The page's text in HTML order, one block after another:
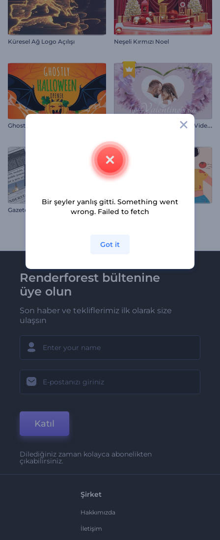
Küresel Ağ Logo Açılışı Neşeli Kırmızı Noel
Ghostly Halloween Opener S
evgililer Günü Çiçekli Giriş Videosu
Gazete Tanıtım Paketi La Tomatina Animasyonları
Renderforest bültenine
üye olun
Son haber ve tekliflerimiz ilk olarak size
ulaşsın
Katıl
Dilediğiniz zaman kolayca abonelikten
çıkabilirsiniz.
Şirket
Hakkımızda
İletişim
Bir şeyler yanlış gitti. Something went
wrong. Failed to fetch
Got it